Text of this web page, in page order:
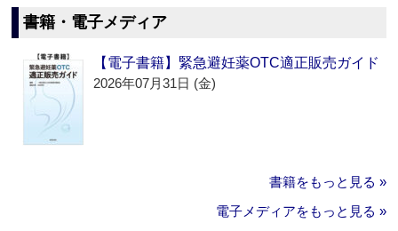
書籍・電子メディア
【電子書籍】緊急避妊薬OTC適正販売ガイド
2026年07月31日 (金)
書籍をもっと見る »
電子メディアをもっと見る »